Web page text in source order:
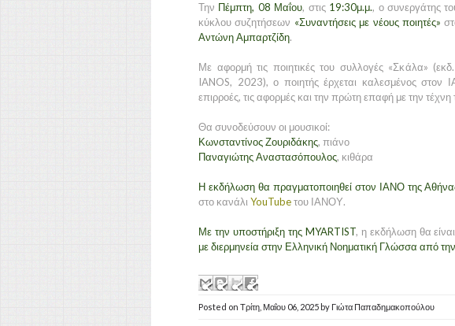
Την Πέμπτη, 08 Μαΐου, στις19:30μ.μ., ο συνεργάτης
κύκλου συζητήσεων «Συναντήσεις με νέους ποιητές»
Αντώνη Αμπαρτζίδη.
Με αφορμή τις ποιητικές του συλλογές «Σκάλα»
IANOS, 2023), ο ποιητής έρχεται καλεσμένος στον
επιρροές, τις αφορμές και την πρώτη επαφή με την τέχνη
Θα συνοδεύσουν οι μουσικοί:
Κωνσταντίνος Ζουριδάκης, πιάνο
Παναγιώτης Αναστασόπουλος, κιθάρα
Η εκδήλωση θα πραγματοποιηθεί στον ΙΑΝΟ της
στο κανάλι YouTubeτου ΙΑΝΟΥ.
Με την υποστήριξη της MYARTIST, η εκδήλωση θα
με διερμηνεία στην Ελληνική Νοηματική Γλώσσα από
Posted on Τρίτη, Μαΐου 06, 2025 by Γιώτα Παπαδημακοπούλου